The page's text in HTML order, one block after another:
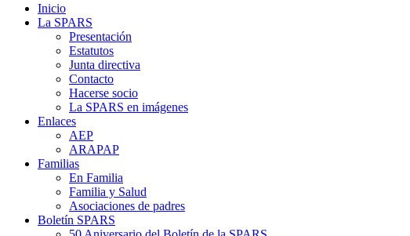
Inicio
La SPARS
Presentación
Estatutos
Junta directiva
Contacto
Hacerse socio
La SPARS en imágenes
Enlaces
AEP
ARAPAP
Familias
En Familia
Familia y Salud
Asociaciones de padres
Boletín SPARS